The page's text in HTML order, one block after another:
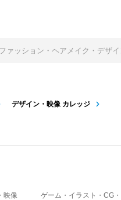
ァッション・ヘアメイク・デザ
デザイン・映像 カレッジ
映像 ゲーム・イラスト・CG